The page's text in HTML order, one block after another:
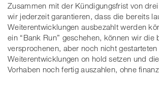
Zusammen mit der Kündigungsfrist von
wir jederzeit garantieren, dass die bereits
Weiterentwicklungen ausbezahlt werden
ein “Bank Run” geschehen, können wir die
versprochenen, aber noch nicht gestarteten
Weiterentwicklungen on hold setzen und
Vorhaben noch fertig auszahlen, ohne